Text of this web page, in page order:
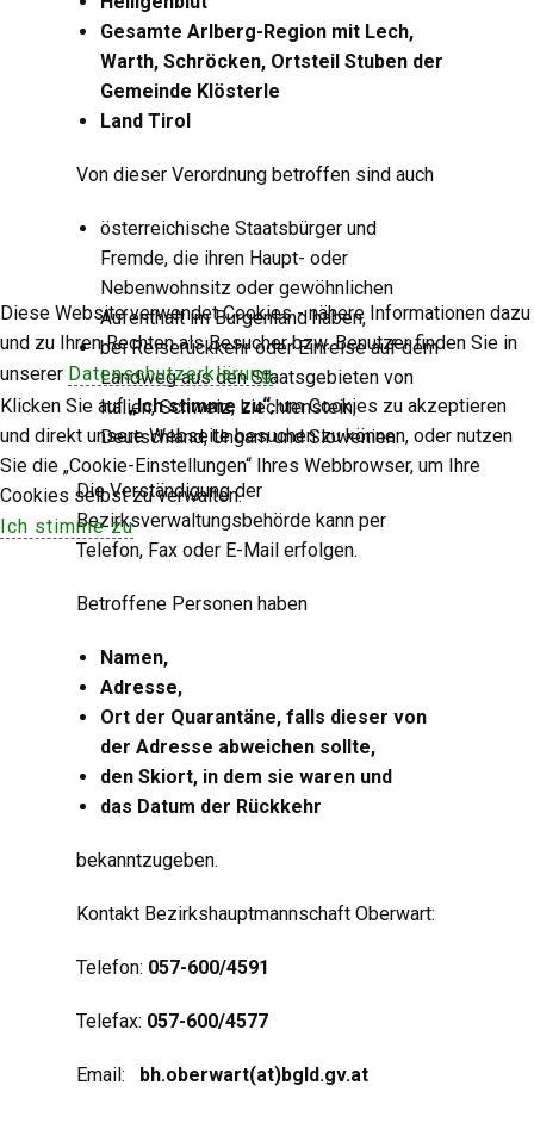
Gesamte Arlberg-Region mit Lech,
Warth, Schröcken, Ortsteil Stuben der
Gemeinde Klösterle
Land Tirol
Von dieser Verordnung betroffen sind auch
österreichische Staatsbürger und
Fremde, die ihren Haupt- oder
Nebenwohnsitz oder gewöhnlichen
Aufenthalt im Burgenland haben,
bei Reiserückkehr oder Einreise auf dem
Landweg aus den Staatsgebieten von
Italien, Schweiz, Liechtenstein,
Deutschland, Ungarn und Slowenien.
Die Verständigung der
Bezirksverwaltungsbehörde kann per
Telefon, Fax oder E-Mail erfolgen.
Betroffene Personen haben
Namen,
Adresse,
Ort der Quarantäne, falls dieser von
der Adresse abweichen sollte,
den Skiort, in dem sie waren und
das Datum der Rückkehr
bekanntzugeben.
Kontakt Bezirkshauptmannschaft Oberwart:
Telefon: 057-600/4591
Telefax: 057-600/4577
Email: bh.oberwart(at)bgld.gv.at
Diese Website verwendet Cookies - nähere Informationen dazu
und zu Ihren Rechten als Besucher bzw. Benutzer finden Sie in
unserer Datenschutzerklärung.
Klicken Sie auf„Ich stimme zu“, um Cookies zu akzeptieren
und direkt unsere Webseite besuchen zu können, oder nutzen
Sie die „Cookie-Einstellungen“ Ihres Webbrowser, um Ihre
Cookies selbst zu verwalten.
Ich stimme zu